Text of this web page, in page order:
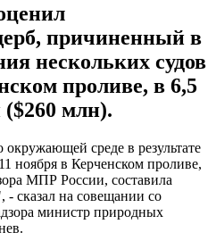
причиненный в
нескольких судов
проливе, в 6,5
млн).
среде в результате
ноября в Керченском проливе,
МПР России, составила
- сказал на совещании со
министр природных